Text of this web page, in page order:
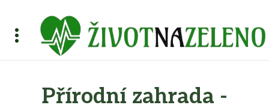
Přírodní zahrada -